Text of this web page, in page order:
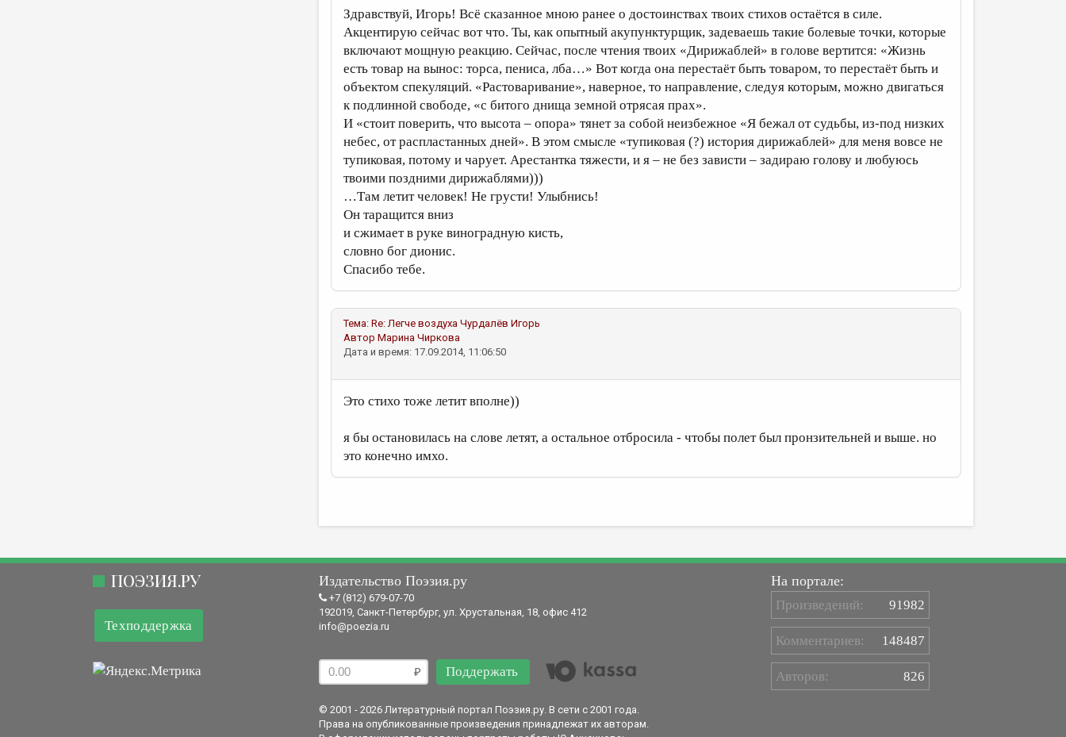
Здравствуй, Игорь! Всё сказанное мною ранее о достоинствах твоих стихов остаётся в силе.
Акцентирую сейчас вот что. Ты, как опытный акупунктурщик, задеваешь такие болевые точки, которые
включают мощную реакцию. Сейчас, после чтения твоих «Дирижаблей» в голове вертится: «Жизнь
есть товар на вынос: торса, пениса, лба…» Вот когда она перестаёт быть товаром, то перестаёт быть и
объектом спекуляций. «Растоваривание», наверное, то направление, следуя которым, можно двигаться
к подлинной свободе, «с битого днища земной отрясая прах».
И «стоит поверить, что высота – опора» тянет за собой неизбежное «Я бежал от судьбы, из-под низких
небес, от распластанных дней». В этом смысле «тупиковая (?) история дирижаблей» для меня вовсе не
тупиковая, потому и чарует. Арестантка тяжести, и я – не без зависти – задираю голову и любуюсь
твоими поздними дирижаблями)))
…Там летит человек! Не грусти! Улыбнись!
Он таращится вниз
и сжимает в руке виноградную кисть,
словно бог дионис.
Спасибо тебе.
Тема: Re: Легче воздуха Чурдалёв Игорь
Автор Марина Чиркова
Дата и время: 17.09.2014, 11:06:50
Это стихо тоже летит вполне))
я бы остановилась на слове летят, а остальное отбросила - чтобы полет был пронзительней и выше. но
это конечно имхо.
ПОЭЗИЯ.РУ
Техподдержка
Издательство Поэзия.ру
+7 (812) 679-07-70
192019, Санкт-Петербург, ул. Хрустальная, 18, офис 412
info@poezia.ru
Поддержать
© 2001 - 2026 Литературный портал Поэзия.ру. В сети с 2001 года.
Права на опубликованные произведения принадлежат их авторам.
На портале:
Произведений: 91982
Комментариев: 148487
Авторов: 826